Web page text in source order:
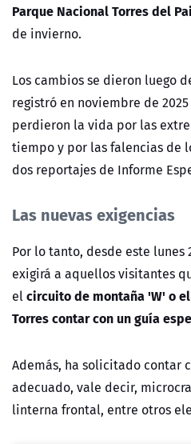
Parque Nacional Torres del
de invierno.
Los cambios se dieron luego
registró en noviembre de
perdieron la vida por las
tiempo y por las falencias de
dos reportajes de Informe
Las nuevas exigencias
Por lo tanto, desde este
exigirá a aquellos visitantes
elcircuito de montaña 'W' o
Torrescontar con un guía
Además, ha solicitado contar
adecuado, vale decir,
linterna frontal, entre otros